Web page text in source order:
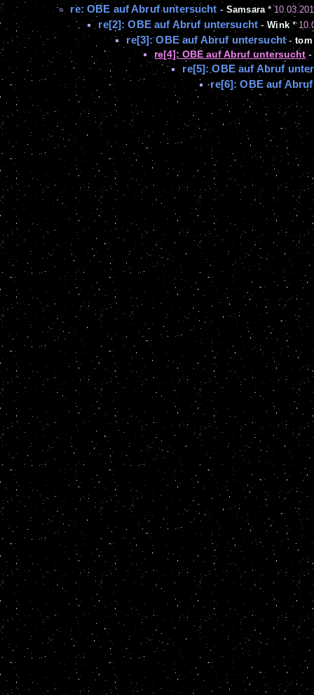
re: OBE auf Abruf untersucht - Samsara *
re[2]: OBE auf Abruf untersucht -Wink *
re[3]: OBE auf Abruf untersucht-tom
re[4]: OBE auf Abruf untersucht
re[5]: OBE auf Abruf
re[6]: OBE auf